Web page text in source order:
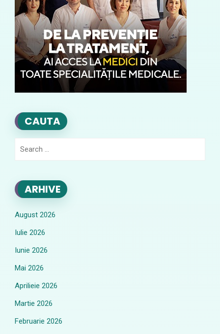
CAUTA
ARHIVE
August 2026
Iulie 2026
Iunie 2026
Mai 2026
Aprilieie 2026
Martie 2026
Februarie 2026